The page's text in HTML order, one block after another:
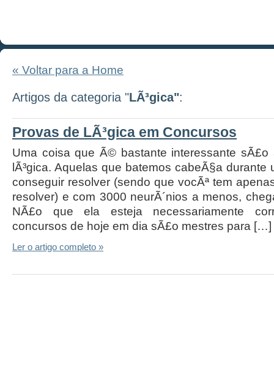
« Voltar para a Home
Artigos da categoria "LÃ³gica":
Provas de LÃ³gica em Concursos
Uma coisa que Ã© bastante interessante sÃ£o
lÃ³gica. Aquelas que batemos cabeÃ§a durante
conseguir resolver (sendo que vocÃª tem
resolver) e com 3000 neurÃ´nios a menos,
NÃ£o que ela esteja necessariamente
concursos de hoje em dia sÃ£o mestres para […]
Ler o artigo completo »